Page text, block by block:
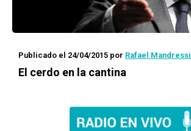
Publicado el 24/04/2015 por Rafael Mandressi
El cerdo en la cantina